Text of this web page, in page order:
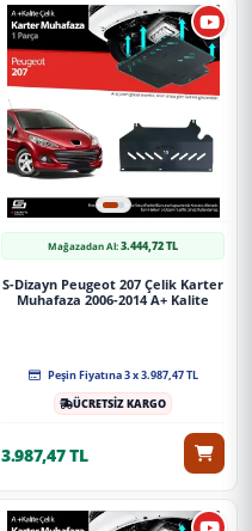
Mağazadan Al:3.444,72 TL
S-Dizayn Peugeot 207 Çelik Karter
Muhafaza 2006-2014 A+ Kalite
Peşin Fiyatına 3 x 3.987,47 TL
ÜCRETSİZ KARGO
3.987,47 TL